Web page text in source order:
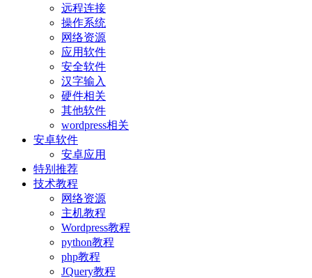
远程连接
操作系统
网络资源
应用软件
安全软件
汉字输入
硬件相关
其他软件
wordpress相关
安卓软件
安卓应用
特别推荐
技术教程
网络资源
主机教程
Wordpress教程
python教程
php教程
JQuery教程